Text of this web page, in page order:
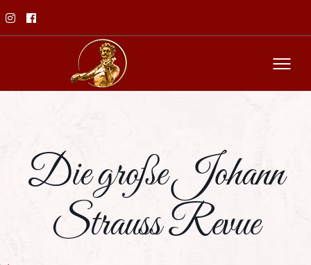
Die große Johann
Strauss Revue